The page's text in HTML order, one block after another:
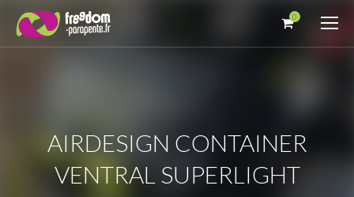
0
AIRDESIGN CONTAINER
VENTRAL SUPERLIGHT